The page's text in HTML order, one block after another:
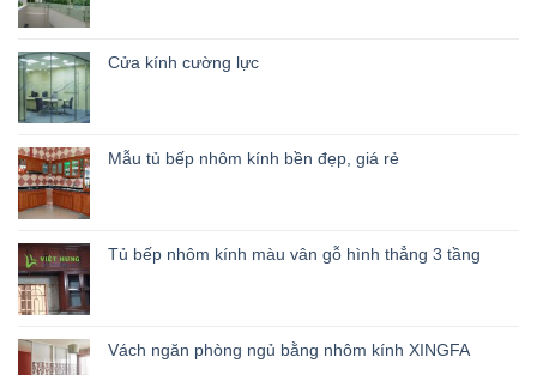
Cửa kính cường lực
Mẫu tủ bếp nhôm kính bền đẹp, giá rẻ
Tủ bếp nhôm kính màu vân gỗ hình thẳng 3 tầng
Vách ngăn phòng ngủ bằng nhôm kính XINGFA